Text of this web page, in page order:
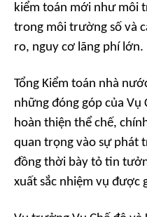
kiểm toán mới như môi
trong môi trường số và
ro, nguy cơ lãng phí lớn.
Tổng Kiểm toán nhà
những đóng góp của Vụ
hoàn thiện thể chế,
quan trọng vào sự phát
đồng thời bày tỏ tin
xuất sắc nhiệm vụ được